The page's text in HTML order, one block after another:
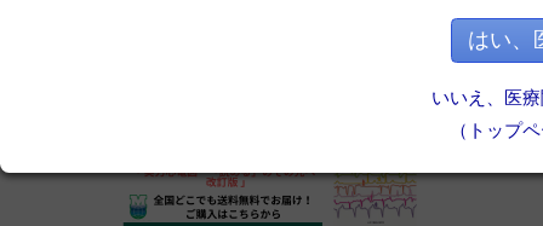
はい、
いいえ、医
（トップ